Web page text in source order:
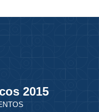
2015